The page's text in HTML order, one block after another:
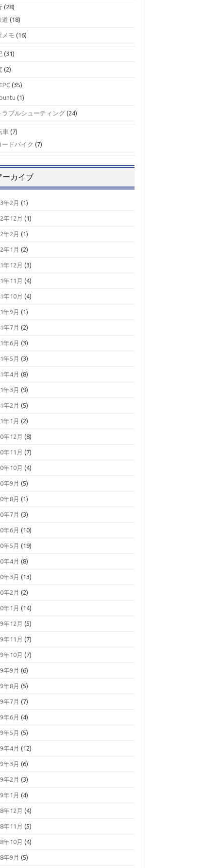
(28)
道 (18)
メモ (16)
(31)
(2)
PC (35)
(1)
ラブルシューティング (24)
車 (7)
ードバイク (7)
ーカイブ
年2月 (1)
年12月 (1)
年2月 (1)
年1月 (2)
年12月 (3)
年11月 (4)
年10月 (4)
年9月 (1)
年7月 (2)
年6月 (3)
年5月 (3)
年4月 (8)
年3月 (9)
年2月 (5)
年1月 (2)
年12月 (8)
年11月 (7)
年10月 (4)
年9月 (5)
年8月 (1)
年7月 (3)
年6月 (10)
年5月 (19)
年4月 (8)
年3月 (13)
年2月 (2)
年1月 (14)
年12月 (5)
年11月 (7)
年10月 (7)
年9月 (6)
年8月 (5)
年7月 (7)
年6月 (4)
年5月 (5)
年4月 (12)
年3月 (6)
年2月 (3)
年1月 (4)
年12月 (4)
年11月 (5)
年10月 (4)
年9月 (5)